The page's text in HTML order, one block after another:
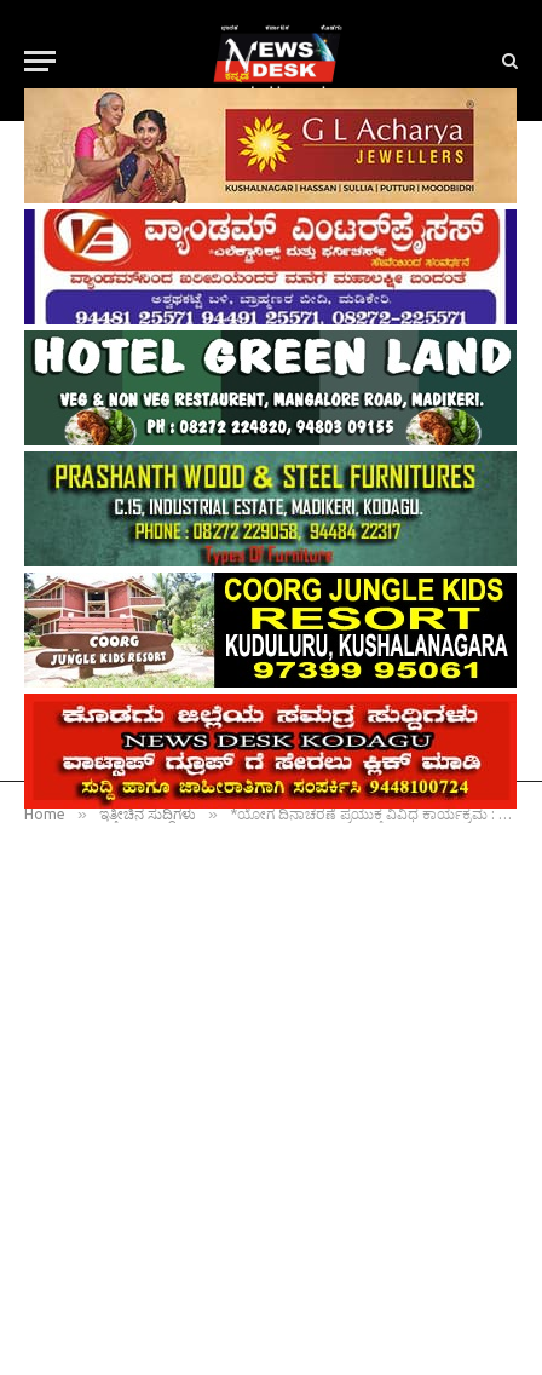
Home » ಇತ್ತೀಚಿನ ಸುದ್ದಿಗಳು » *ಯೋಗ ದಿನಾಚರಣೆ ಪ್ರಯುಕ್ತ ವಿವಿಧ ಕಾರ್ಯಕ್ರಮ : ಯೋಗದ ಮಹತ್ವ ಕುರಿತು ‘ಜಾಗೃತಿ ಜಾಥ ಹಾಗೂ ಯೋಗ ಪ್ರದರ್ಶನ’*